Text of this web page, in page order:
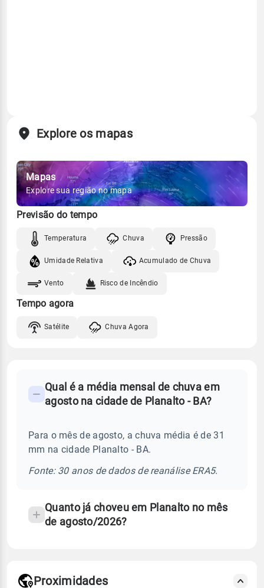
Explore os mapas
Mapas
Explore sua região no mapa
Previsão do tempo
Temperatura Chuva Pressão
Umidade Relativa Acumulado de Chuva
Vento Risco de Incêndio
Tempo agora
Satélite Chuva Agora
Perguntas
sobre
chuva
Qual é a média mensal de chuva em
agosto na cidade de Planalto - BA?
Para o mês de agosto, a chuva média é de 31
mm na cidade Planalto - BA.
Fonte: 30 anos de dados de reanálise ERA5.
Quanto já choveu em Planalto no mês
de agosto/2026?
Proximidades